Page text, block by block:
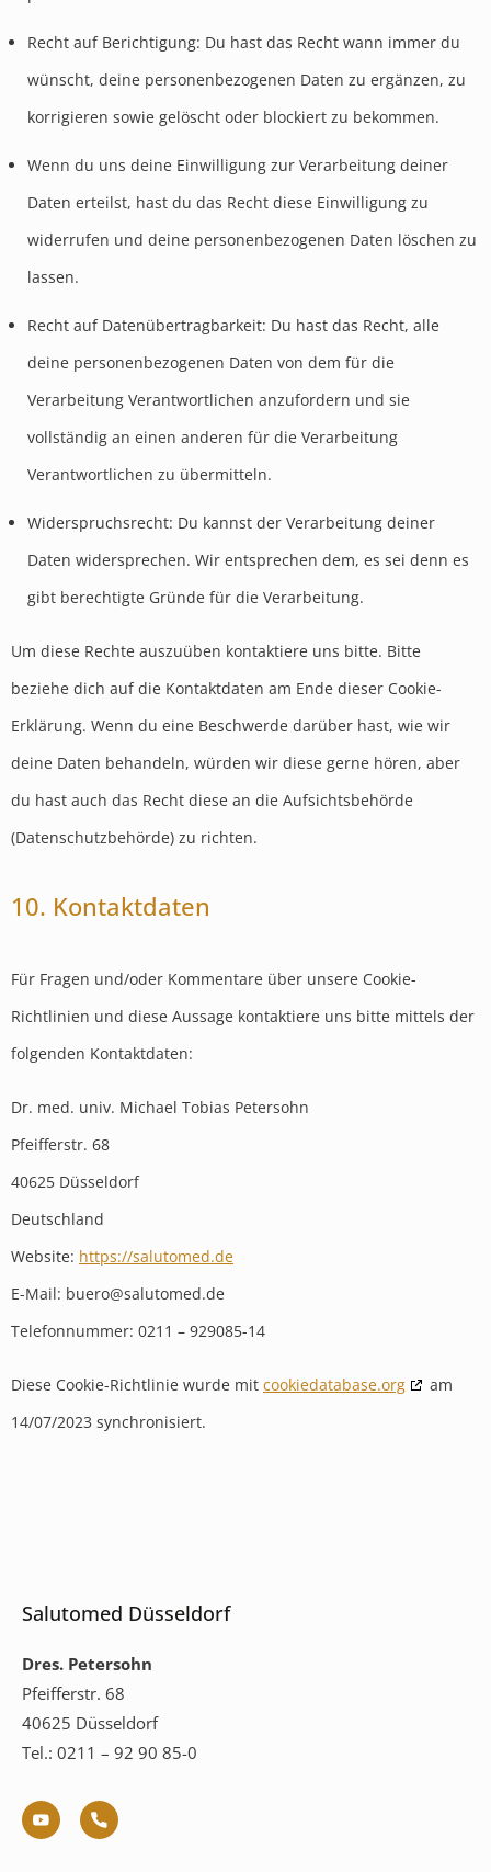
Recht auf Berichtigung: Du hast das Recht wann immer du
wünscht, deine personenbezogenen Daten zu ergänzen, zu
korrigieren sowie gelöscht oder blockiert zu bekommen.
Wenn du uns deine Einwilligung zur Verarbeitung deiner
Daten erteilst, hast du das Recht diese Einwilligung zu
widerrufen und deine personenbezogenen Daten löschen zu
lassen.
Recht auf Datenübertragbarkeit: Du hast das Recht, alle
deine personenbezogenen Daten von dem für die
Verarbeitung Verantwortlichen anzufordern und sie
vollständig an einen anderen für die Verarbeitung
Verantwortlichen zu übermitteln.
Widerspruchsrecht: Du kannst der Verarbeitung deiner
Daten widersprechen. Wir entsprechen dem, es sei denn es
gibt berechtigte Gründe für die Verarbeitung.
Um diese Rechte auszuüben kontaktiere uns bitte. Bitte
beziehe dich auf die Kontaktdaten am Ende dieser Cookie-
Erklärung. Wenn du eine Beschwerde darüber hast, wie wir
deine Daten behandeln, würden wir diese gerne hören, aber
du hast auch das Recht diese an die Aufsichtsbehörde
(Datenschutzbehörde) zu richten.
10. Kontaktdaten
Für Fragen und/oder Kommentare über unsere Cookie-
Richtlinien und diese Aussage kontaktiere uns bitte mittels der
folgenden Kontaktdaten:
Dr. med. univ. Michael Tobias Petersohn
Pfeifferstr. 68
40625 Düsseldorf
Deutschland
Website: https://salutomed.de
E-Mail: buero@salutomed.de
Telefonnummer: 0211 – 929085-14
Diese Cookie-Richtlinie wurde mit cookiedatabase.org
am
14/07/2023 synchronisiert.
Salutomed Düsseldorf
Dres. Petersohn
Pfeifferstr. 68
40625 Düsseldorf
Tel.: 0211 – 92 90 85-0